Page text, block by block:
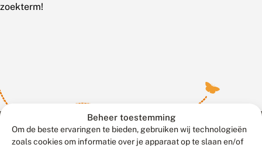
Beheer toestemming
Om de beste ervaringen te bieden, gebruiken wij technologieën
zoals cookies om informatie over je apparaat op te slaan en/of
zoekterm!